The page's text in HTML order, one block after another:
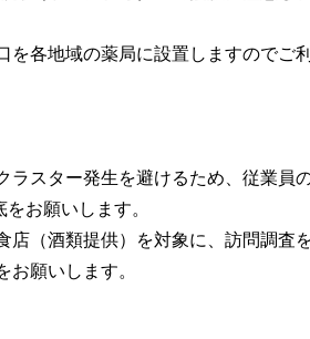
各地域の薬局に設置しますのでご
スター発生を避けるため、従業員
お願いします。
（酒類提供）を対象に、訪問調査を
お願いします。